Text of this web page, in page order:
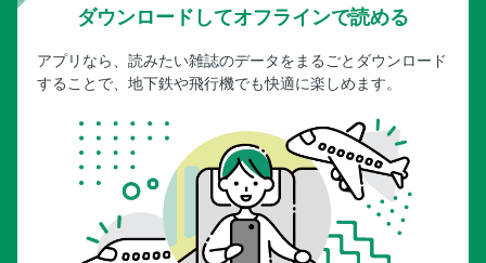
ダウンロードしてオフラインで読める
アプリなら、読みたい雑誌のデータをまるごとダウンロード
することで、地下鉄や飛行機でも快適に楽しめます。